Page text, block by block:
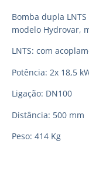
Bomba dupla
modelo Hydrovar,
LNTS: com
Potência: 2x 18,5
Ligação: DN100
Distância: 500 mm
Peso: 414 Kg